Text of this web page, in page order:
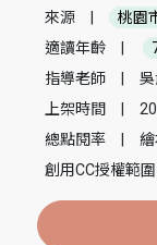
來源
桃園
適讀年齡
指導老師
上架時間
總點閱率
創用CC授權範圍